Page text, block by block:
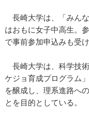
長崎大学は、「みん
はおもに女子中高生。
で事前参加申込みも受
長崎大学は、科学技
ケジョ育成プログラム
を醸成し、理系進路へ
とを目的としている。